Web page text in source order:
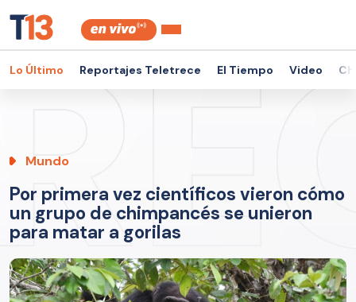
Lo Último Reportajes Teletrece El Tiempo Video
Mundo
Por primera vez científicos vieron cómo
un grupo de chimpancés se unieron
para matar a gorilas